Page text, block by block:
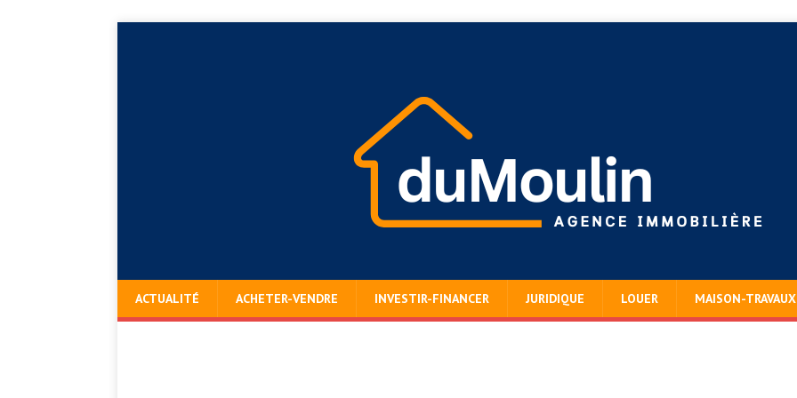
ACTUALITÉ ACHETER-VENDRE INVESTIR-FINANCER JURIDIQUE LOUER MAISON-TRAVAUX